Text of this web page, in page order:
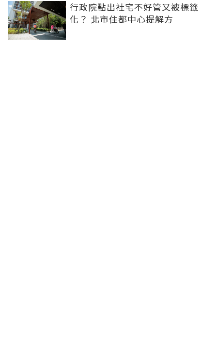
行政院點出社宅不好管又被標籤
化？ 北市住都中心提解方